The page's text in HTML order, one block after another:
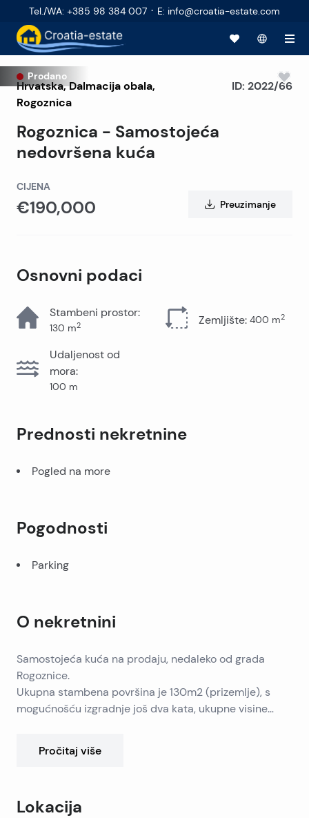
Tel./WA: +385 98 384 007 · E: info@croatia-estate.com
Prodano
Hrvatska,Dalmacija obala,
Rogoznica
Rogoznica - Samostojeća
nedovršena kuća
ID: 2022/66
CIJENA
€190,000 Preuzimanje
Osnovni podaci
Stambeni prostor:
130 m2 Zemljište: 400 m2
Udaljenost od
mora:
100 m
Prednosti nekretnine
Pogled na more
Pogodnosti
Parking
O nekretnini
Samostojeća kuća na prodaju, nedaleko od grada
Rogoznice.
Ukupna stambena površina je 130m2 (prizemlje), s
mogućnošću izgradnje još dva kata, ukupne visine
nedovršen, legaliziran.
Zračna luka Split udaljena je 30 km.
Pročitaj više
Lokacija